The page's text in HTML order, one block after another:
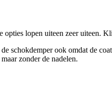
lopen uiteen zeer uiteen.
schokdemper ook omdat de
zonder de nadelen.